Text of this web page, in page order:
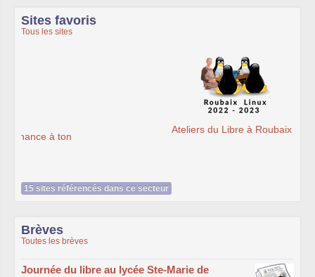
Sites favoris
Tous les sites
Ateliers du Libre à Roubaix
15 sites référencés dans ce secteur
Brèves
Toutes les brèves
Journée du libre au lycée Ste-Marie de